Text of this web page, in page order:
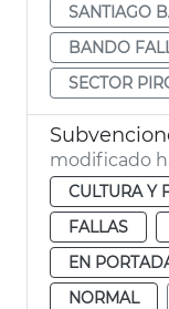
SANTIAGO
BANDO
SECTOR
modificado
CULTURA Y
FALLAS
EN
NORMAL